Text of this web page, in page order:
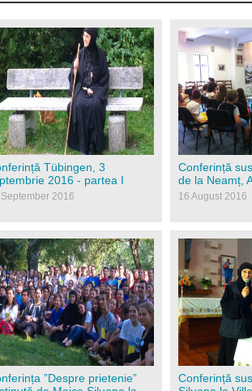
Tübingen, 3
2016 - partea I
2016
img_5106.jpg
Conferință
de la Neamț,
16 August 2016
07-23-photo-00002479.jpg
”Despre prietenie”
img-
Conferință